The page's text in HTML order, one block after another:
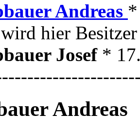
Andreas *
hier Besitzer
Josef *
Andreas